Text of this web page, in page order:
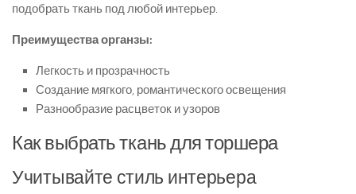
подобрать ткань под любой интерьер.
Преимущества органзы:
Легкость и прозрачность
Создание мягкого, романтического освещения
Разнообразие расцветок и узоров
Как выбрать ткань для торшера
Учитывайте стиль интерьера